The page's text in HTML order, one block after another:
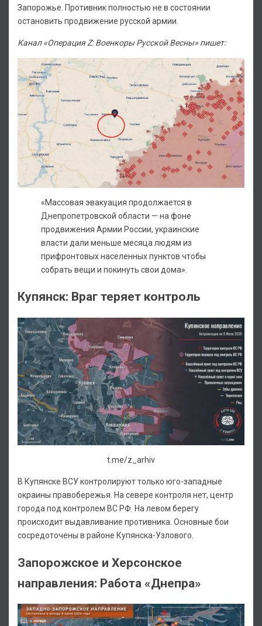
Запорожье. Противник полностью не в состоянии
остановить продвижение русской армии.
Канал «Операция Z: Военкоры Русской Весны» пишет:
«Массовая эвакуация продолжается в
Днепропетровской области — на фоне
продвижения Армии России, украинские
власти дали меньше месяца людям из
прифронтовых населенных пунктов чтобы
собрать вещи и покинуть свои дома».
Купянск: Враг теряет контроль
t.me/z_arhiv
В Купянске ВСУ контролируют только юго-западные
окраины правобережья. На севере контроля нет, центр
города под контролем ВС РФ. На левом берегу
происходит выдавливание противника. Основные бои
сосредоточены в районе Купянска-Узлового.
Запорожское и Херсонское
направления: Работа «Днепра»